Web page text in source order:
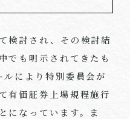
検討され、その検討結
でも明示されてきたも
ルにより特別委員会が
有価証券上場規程施行
になっています。ま